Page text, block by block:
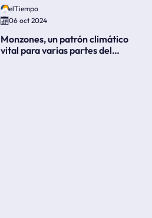
elTiempo
06 oct 2024
Monzones, un patrón climático
vital para varias partes del